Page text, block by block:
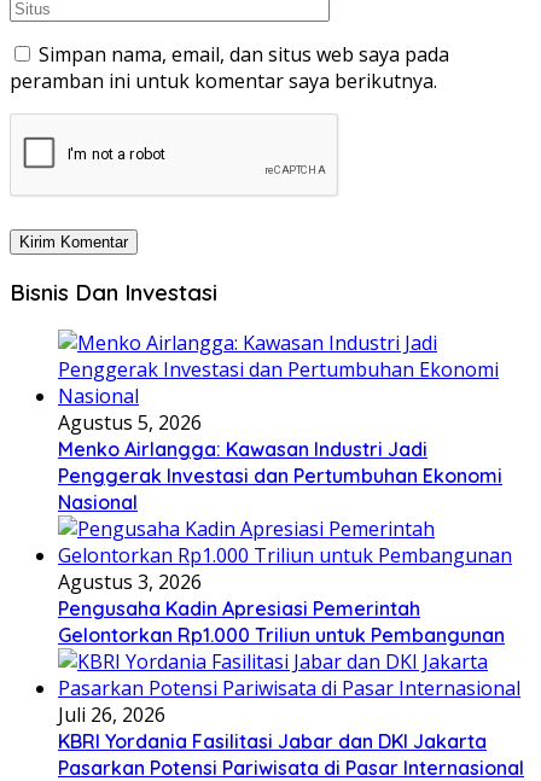
Simpan nama, email, dan situs web saya pada
peramban ini untuk komentar saya berikutnya.
Bisnis Dan Investasi
Agustus 5, 2026
Menko Airlangga: Kawasan Industri Jadi
Penggerak Investasi dan Pertumbuhan Ekonomi
Nasional
Agustus 3, 2026
Pengusaha Kadin Apresiasi Pemerintah
Gelontorkan Rp1.000 Triliun untuk Pembangunan
Juli 26, 2026
KBRI Yordania Fasilitasi Jabar dan DKI Jakarta
Pasarkan Potensi Pariwisata di Pasar Internasional